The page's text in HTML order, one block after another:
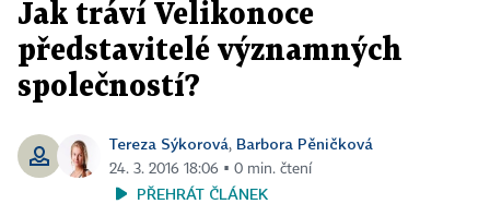
Jak tráví Velikonoce
představitelé významných
společností?
Tereza Sýkorová, Barbora Pěničková
24. 3. 2016 18:06 ▪ 0 min. čtení
PŘEHRÁT ČLÁNEK